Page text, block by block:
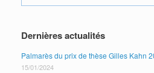
Dernières actualités
Palmarès du prix de thèse Gilles Kahn
15/01/2024